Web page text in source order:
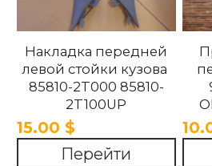
Накладка передней
левой стойки кузова
85810-2T000 85810-
2T100UP
858102T100UP
858102T000 Kia
Optima 2010 -2015.
15.00 $
Перейти